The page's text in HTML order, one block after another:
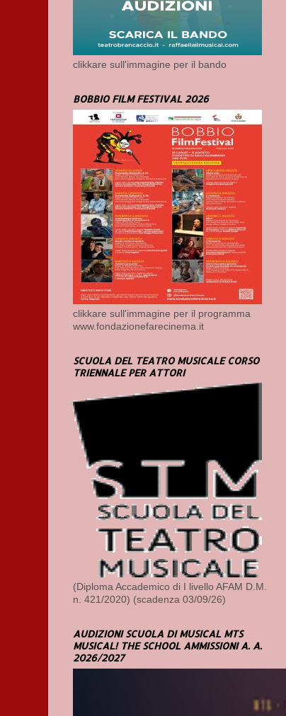
clikkare sull'immagine per il bando
BOBBIO FILM FESTIVAL 2026
clikkare sull'immagine per il programma
www.fondazionefarecinema.it
SCUOLA DEL TEATRO MUSICALE CORSO
TRIENNALE PER ATTORI
(Diploma Accademico di I livello AFAM D.M.
n. 421/2020) (scadenza 03/09/26)
AUDIZIONI SCUOLA DI MUSICAL MTS
MUSICAL! THE SCHOOL AMMISSIONI A. A.
2026/2027